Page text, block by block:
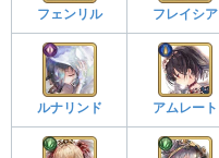
フェンリル フレイシア
ルナリンド アムレート